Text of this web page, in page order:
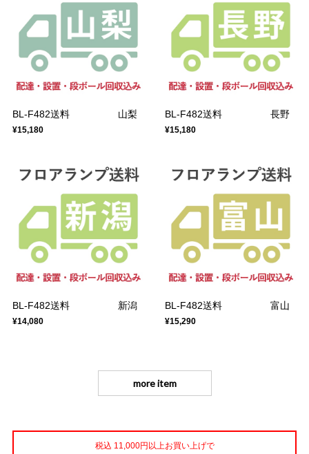
BL-F482送料 山梨
¥15,180
BL-F482送料 長野
¥15,180
BL-F482送料 新潟
¥14,080
BL-F482送料 富山
¥15,290
more item
税込 11,000円以上お買い上げで